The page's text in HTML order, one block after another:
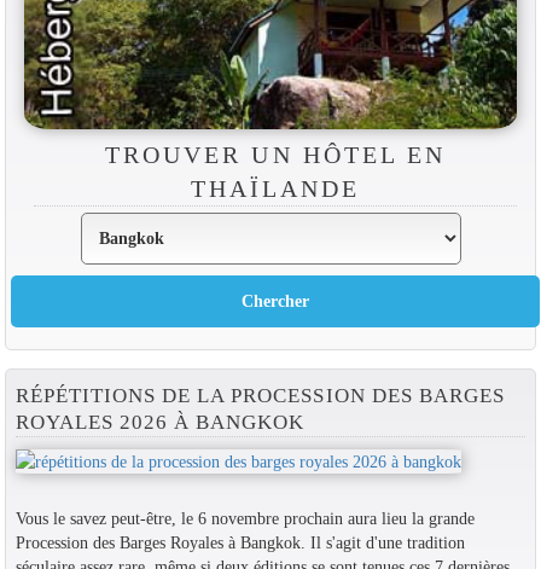
TROUVER UN HÔTEL EN
THAÏLANDE
RÉPÉTITIONS DE LA PROCESSION DES BARGES
ROYALES 2026 À BANGKOK
Vous le savez peut-être, le 6 novembre prochain aura lieu la grande
Procession des Barges Royales à Bangkok. Il s'agit d'une tradition